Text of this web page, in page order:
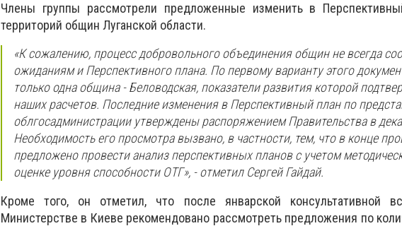
Члены группы рассмотрели предложенные изменить в
территорий общин Луганской области.
«К сожалению, процесс добровольного объединения общин не всегда
ожиданиям и Перспективного плана. По первому варианту этого
только одна община - Беловодская, показатели развития которой
наших расчетов. Последние изменения в Перспективный план по
облгосадминистрации утверждены распоряжением Правительства в
Необходимость его просмотра вызвано, в частности, тем, что в конце
предложено провести анализ перспективных планов с учетом
оценке уровня способности ОТГ», - отметил Сергей Гайдай.
Кроме того, он отметил, что после январской консультативной
Министерстве в Киеве рекомендовано рассмотреть предложения по